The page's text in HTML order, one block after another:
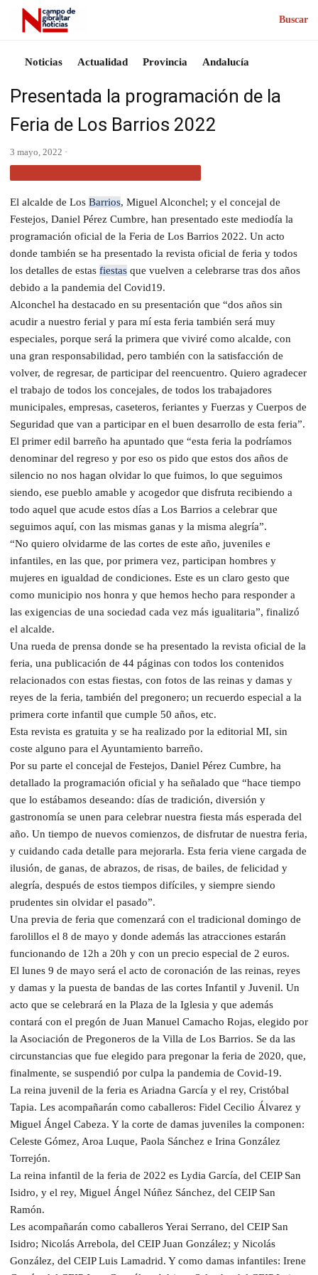
Buscar
Noticias Actualidad Provincia Andalucía
Presentada la programación de la
Feria de Los Barrios 2022
3 mayo, 2022 ·
El alcalde de Los Barrios, Miguel Alconchel; y el concejal de
Festejos, Daniel Pérez Cumbre, han presentado este mediodía la
programación oficial de la Feria de Los Barrios 2022. Un acto
donde también se ha presentado la revista oficial de feria y todos
los detalles de estas fiestas que vuelven a celebrarse tras dos años
debido a la pandemia del Covid19.
Alconchel ha destacado en su presentación que “dos años sin
acudir a nuestro ferial y para mí esta feria también será muy
especiales, porque será la primera que viviré como alcalde, con
una gran responsabilidad, pero también con la satisfacción de
volver, de regresar, de participar del reencuentro. Quiero agradecer
el trabajo de todos los concejales, de todos los trabajadores
municipales, empresas, caseteros, feriantes y Fuerzas y Cuerpos de
Seguridad que van a participar en el buen desarrollo de esta feria”.
El primer edil barreño ha apuntado que “esta feria la podríamos
denominar del regreso y por eso os pido que estos dos años de
silencio no nos hagan olvidar lo que fuimos, lo que seguimos
siendo, ese pueblo amable y acogedor que disfruta recibiendo a
todo aquel que acude estos días a Los Barrios a celebrar que
seguimos aquí, con las mismas ganas y la misma alegría”.
“No quiero olvidarme de las cortes de este año, juveniles e
infantiles, en las que, por primera vez, participan hombres y
mujeres en igualdad de condiciones. Este es un claro gesto que
como municipio nos honra y que hemos hecho para responder a
las exigencias de una sociedad cada vez más igualitaria”, finalizó
el alcalde.
Una rueda de prensa donde se ha presentado la revista oficial de la
feria, una publicación de 44 páginas con todos los contenidos
relacionados con estas fiestas, con fotos de las reinas y damas y
reyes de la feria, también del pregonero; un recuerdo especial a la
primera corte infantil que cumple 50 años, etc.
Esta revista es gratuita y se ha realizado por la editorial MI, sin
coste alguno para el Ayuntamiento barreño.
Por su parte el concejal de Festejos, Daniel Pérez Cumbre, ha
detallado la programación oficial y ha señalado que “hace tiempo
que lo estábamos deseando: días de tradición, diversión y
gastronomía se unen para celebrar nuestra fiesta más esperada del
año. Un tiempo de nuevos comienzos, de disfrutar de nuestra feria,
y cuidando cada detalle para mejorarla. Esta feria viene cargada de
ilusión, de ganas, de abrazos, de risas, de bailes, de felicidad y
alegría, después de estos tiempos difíciles, y siempre siendo
prudentes sin olvidar el pasado”.
Una previa de feria que comenzará con el tradicional domingo de
farolillos el 8 de mayo y donde además las atracciones estarán
funcionando de 12h a 20h y con un precio especial de 2 euros.
El lunes 9 de mayo será el acto de coronación de las reinas, reyes
y damas y la puesta de bandas de las cortes Infantil y Juvenil. Un
acto que se celebrará en la Plaza de la Iglesia y que además
contará con el pregón de Juan Manuel Camacho Rojas, elegido por
la Asociación de Pregoneros de la Villa de Los Barrios. Se da las
circunstancias que fue elegido para pregonar la feria de 2020, que,
finalmente, se suspendió por culpa la pandemia de Covid-19.
La reina juvenil de la feria es Ariadna García y el rey, Cristóbal
Tapia. Les acompañarán como caballeros: Fidel Cecilio Álvarez y
Miguel Ángel Cabeza. Y la corte de damas juveniles la componen:
Celeste Gómez, Aroa Luque, Paola Sánchez e Irina González
Torrejón.
La reina infantil de la feria de 2022 es Lydia García, del CEIP San
Isidro, y el rey, Miguel Ángel Núñez Sánchez, del CEIP San
Ramón.
Les acompañarán como caballeros Yerai Serrano, del CEIP San
Isidro; Nicolás Arrebola, del CEIP Juan González; y Nicolás
González, del CEIP Luis Lamadrid. Y como damas infantiles: Irene